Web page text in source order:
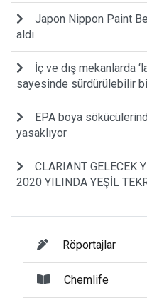
Japon Nippon Paint
aldı
İç ve dış mekanlarda
sayesinde sürdürülebilir
EPA boya
yasaklıyor
CLARIANT GELECEK
2020 YILINDA YEŞİL
Röportajlar
Chemlife